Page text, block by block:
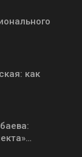
как